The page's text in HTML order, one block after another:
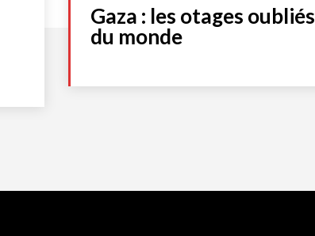
Gaza : les otages oubliés
du monde